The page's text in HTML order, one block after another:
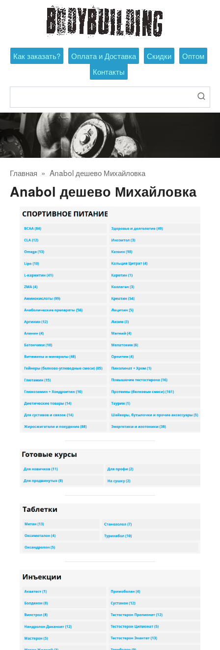
Как заказать? Оплата и Доставка Скидки
Оптом
Контакты
Главная » Anabol дешево Михайловка
Anabol дешево Михайловка